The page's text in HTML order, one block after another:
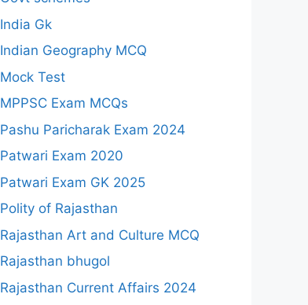
India Gk
Indian Geography MCQ
Mock Test
MPPSC Exam MCQs
Pashu Paricharak Exam 2024
Patwari Exam 2020
Patwari Exam GK 2025
Polity of Rajasthan
Rajasthan Art and Culture MCQ
Rajasthan bhugol
Rajasthan Current Affairs 2024